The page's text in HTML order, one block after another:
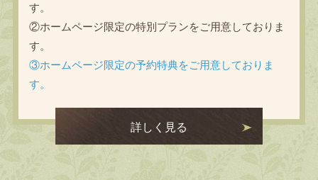
す。
②ホームページ限定の特別プランをご用意しておりま
す。
③ホームページ限定の予約特典をご用意しておりま
す。
詳しく見る